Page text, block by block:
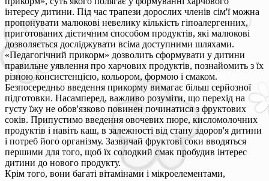
інтересу дитини. Під час трапези дорослих членів сім'ї можна
пропонувати малюкові невелику кількість гіпоалергенних,
приготованих дієтичним способом продуктів, які малюкові
дозволяється досліджувати всіма доступними шляхами.
«Педагогічний прикорм» дозволить сформувати у дитини
правильне уявлення про харчових продуктів, познайомить з їх
різною консистенцією, кольором, формою і смаком.
Безпосередньо введення прикорму вимагає більш серйозної
підготовки. Насамперед, важливо розуміти, що перехід на
густу їжу не обов'язково повинен починатися з фруктових
соків. Припустимо введення овочевих пюре, кисломолочних
продуктів і навіть каш, в залежності від стану здоров'я дитини
і потреб його організму. Зазвичай фруктові соки вводяться
першими для того, щоб їх солодкий смак пробудив інтерес
дитини до нового продукту.
Крім того, вони багаті вітамінами і мікроелементами,